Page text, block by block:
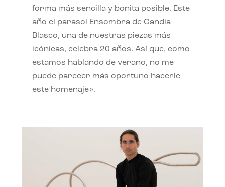
forma más sencilla y bonita posible. Este
año el parasol Ensombra de Gandia
Blasco, una de nuestras piezas más
icónicas, celebra 20 años. Así que, como
estamos hablando de verano, no me
puede parecer más oportuno hacerle
este homenaje».